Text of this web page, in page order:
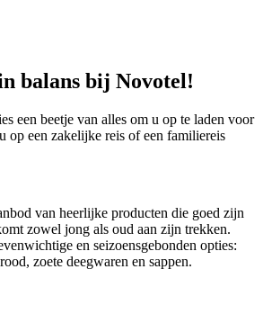
balans bij Novotel!
een beetje van alles om u op te laden voor
op een zakelijke reis of een familiereis
van heerlijke producten die goed zijn
zowel jong als oud aan zijn trekken.
en seizoensgebonden opties:
zoete deegwaren en sappen.